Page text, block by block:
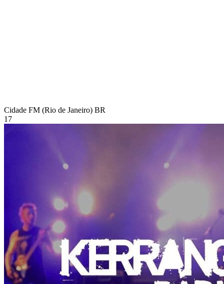
Cidade FM (Rio de Janeiro) BR
17